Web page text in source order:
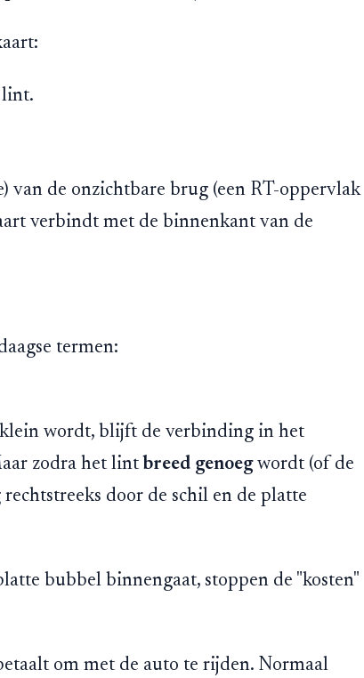
lint.
van de onzichtbare brug (een RT-oppervlak
verbindt met de binnenkant van de
termen:
wordt, blijft de verbinding in het
zodra het lint breed genoegwordt (of de
door de schil en de platte
bubbel binnengaat, stoppen de "kosten"
om met de auto te rijden. Normaal